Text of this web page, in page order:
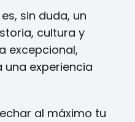
sin duda, un
cultura y
excepcional,
experiencia
al máximo tu